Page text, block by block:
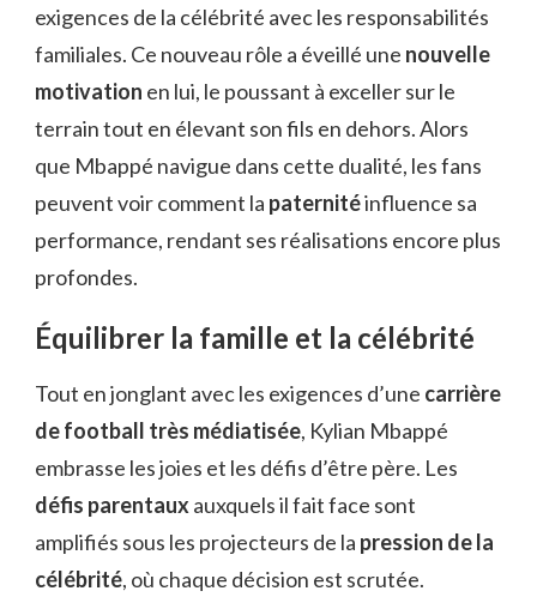
exigences de la célébrité avec les responsabilités
familiales. Ce nouveau rôle a éveillé une nouvelle
motivation en lui, le poussant à exceller sur le
terrain tout en élevant son fils en dehors. Alors
que Mbappé navigue dans cette dualité, les fans
peuvent voir comment la paternitéinfluence sa
performance, rendant ses réalisations encore plus
profondes.
Équilibrer la famille et la célébrité
Tout en jonglant avec les exigences d’une carrière
de football très médiatisée, Kylian Mbappé
embrasse les joies et les défis d’être père. Les
défis parentaux auxquels il fait face sont
amplifiés sous les projecteurs de la pression de la
célébrité, où chaque décision est scrutée.